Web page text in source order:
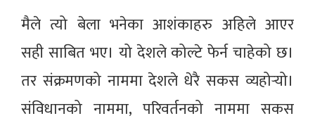
मैले त्यो बेला भनेका आशंकाहरु अहिले आएर
सही साबित भए। यो देशले कोल्टे फेर्न चाहेको छ।
तर संक्रमणको नाममा देशले धेरै सकस व्यहोर्‍यो।
संविधानको नाममा, परिवर्तनको नाममा सकस